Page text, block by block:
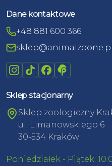
Dane kontaktowe
+48 881 600 366
sklep@animalzoone.pl
Sklep stacjonarny
Sklep zoologiczny
ul. Limanowskiego 6
30-534 Kraków
Poniedziałek - Piątek: